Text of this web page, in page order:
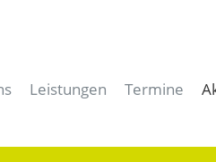
Leistungen
Für Unternehmer
Termine
aitiRaum